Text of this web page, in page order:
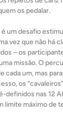
os pedalar.
um desafio
vez que não há
– os
missão. O
cada um, mas
os
definidos nas 12
limite máximo de